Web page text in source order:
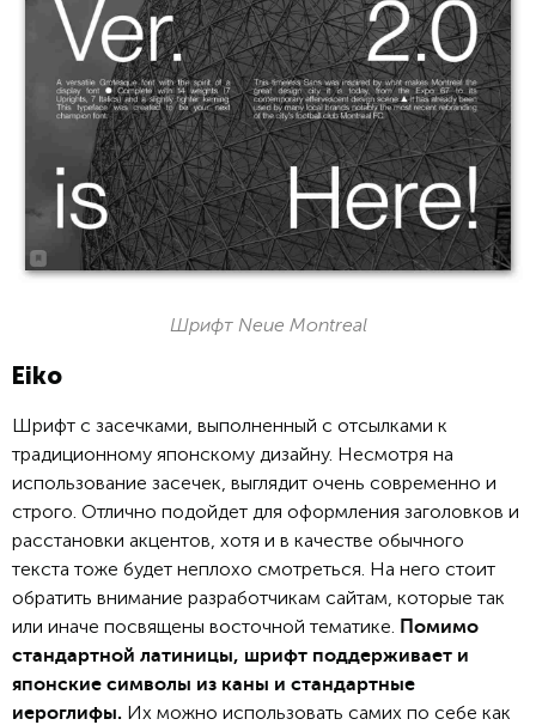
Шрифт Neue Montreal
Eiko
Шрифт с засечками, выполненный с отсылками к
традиционному японскому дизайну. Несмотря на
использование засечек, выглядит очень современно и
строго. Отлично подойдет для оформления заголовков и
расстановки акцентов, хотя и в качестве обычного
текста тоже будет неплохо смотреться. На него стоит
обратить внимание разработчикам сайтам, которые так
или иначе посвящены восточной тематике.
Помимо
стандартной латиницы, шрифт поддерживает и
японские символы из каны и стандартные
иероглифы. Их можно использовать самих по себе как